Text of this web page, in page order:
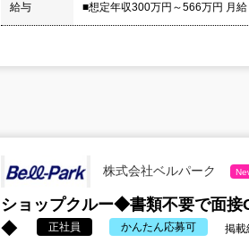
給与 ■想定年収300万円～566万円 月
株式会社ベルパーク
ショップクルー◆書類不要で面接
◆
正社員 かんたん応募可 掲載